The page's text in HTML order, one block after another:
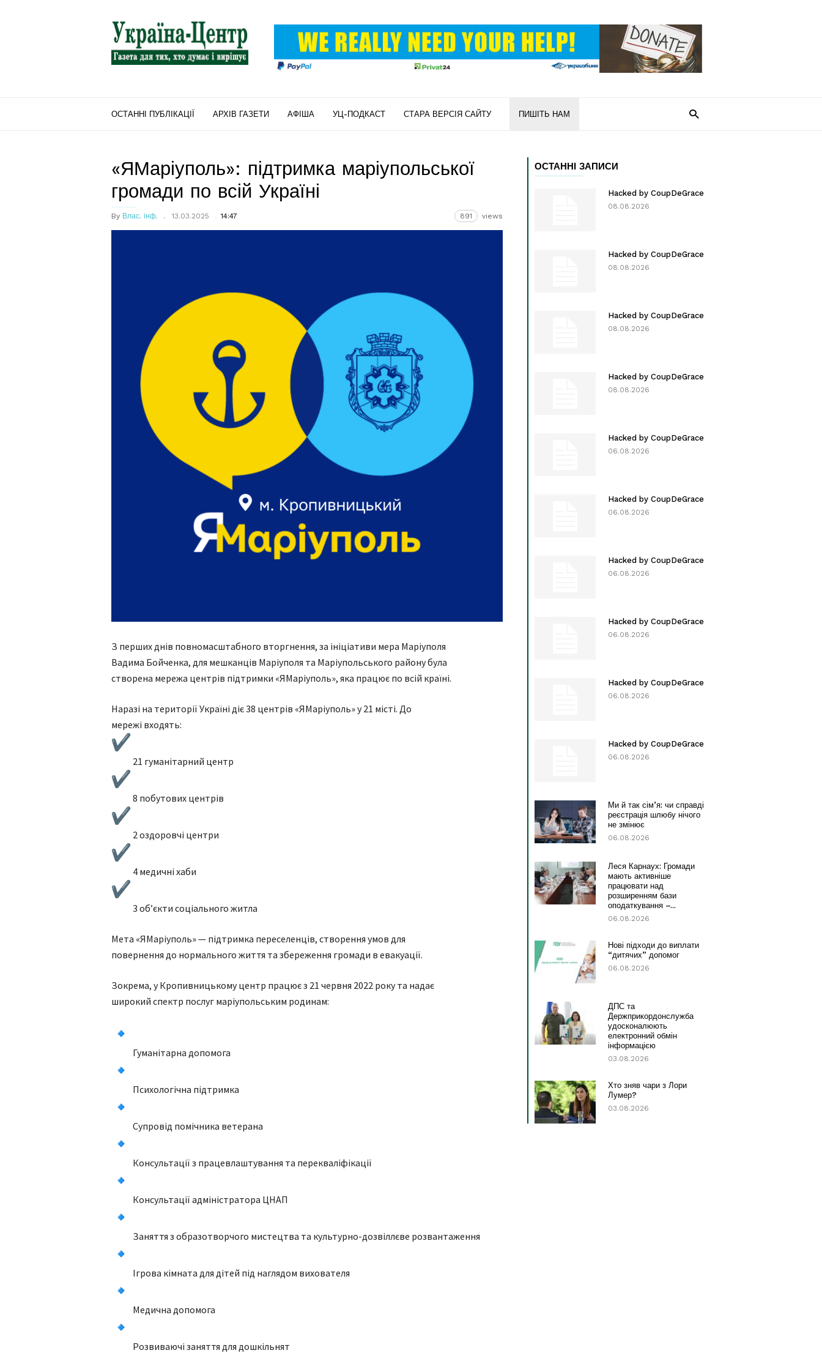
"Україна-
Центр"
ОСТАННІ ПУБЛІКАЦІЇ АРХІВ ГАЗЕТИ АФІША УЦ-ПОДКАСТ СТАРА ВЕРСІЯ САЙТУ ПИШІТЬ НАМ
«ЯМаріуполь»: підтримка маріупольської
громади по всій Україні
By Влас. інф. 13.03.2025 14:47 891 views
З перших днів повномасштабного вторгнення, за ініціативи мера Маріуполя
Вадима Бойченка, для мешканців Маріуполя та Маріупольського району була
створена мережа центрів підтримки «ЯМаріуполь», яка працює по всій країні.
Наразі на території Україні діє 38 центрів «ЯМаріуполь» у 21 місті. До
мережі входять:
21 гуманітарний центр
8 побутових центрів
2 оздоровчі центри
4 медичні хаби
3 об’єкти соціального житла
Мета «ЯМаріуполь» — підтримка переселенців, створення умов для
повернення до нормального життя та збереження громади в евакуації.
Зокрема, у Кропивницькому центр працює з 21 червня 2022 року та надає
широкий спектр послуг маріупольським родинам:
Гуманітарна допомога
Психологічна підтримка
Супровід помічника ветерана
Консультації з працевлаштування та перекваліфікації
Консультації адміністратора ЦНАП
Заняття з образотворчого мистецтва та культурно-дозвіллєве розвантаження
Ігрова кімната для дітей під наглядом вихователя
Медична допомога
Розвиваючі заняття для дошкільнят
ОСТАННІ ЗАПИСИ
Hacked by CoupDeGrace
08.08.2026
Hacked by CoupDeGrace
08.08.2026
Hacked by CoupDeGrace
08.08.2026
Hacked by CoupDeGrace
08.08.2026
Hacked by CoupDeGrace
06.08.2026
Hacked by CoupDeGrace
06.08.2026
Hacked by CoupDeGrace
06.08.2026
Hacked by CoupDeGrace
06.08.2026
Hacked by CoupDeGrace
06.08.2026
Hacked by CoupDeGrace
06.08.2026
Ми й так сім’я: чи справді
реєстрація шлюбу нічого
не змінює
06.08.2026
Леся Карнаух: Громади
мають активніше
працювати над
розширенням бази
оподаткування –...
06.08.2026
Нові підходи до виплати
“дитячих” допомог
06.08.2026
ДПС та
Держприкордонслужба
удосконалюють
електронний обмін
інформацією
03.08.2026
Хто зняв чари з Лори
Лумер?
03.08.2026